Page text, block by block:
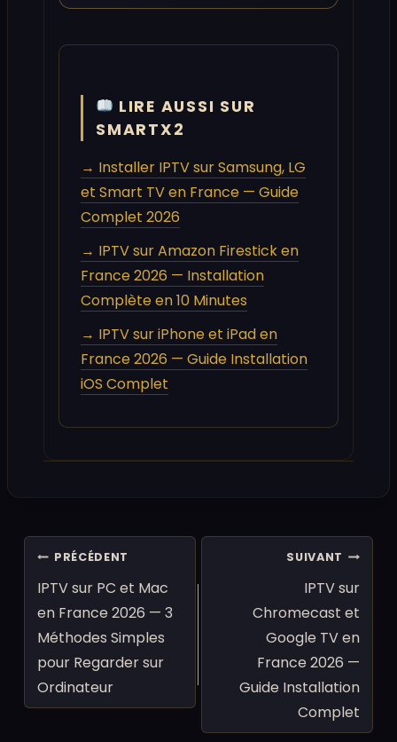
LIRE AUSSI SUR
SMARTX2
→ Installer IPTV sur Samsung, LG
et Smart TV en France — Guide
Complet 2026
→ IPTV sur Amazon Firestick en
France 2026 — Installation
Complète en 10 Minutes
→ IPTV sur iPhone et iPad en
France 2026 — Guide Installation
iOS Complet
Navigation
l’article
PRÉCÉDENT
IPTV sur PC et Mac
en France 2026 — 3
Méthodes Simples
pour Regarder sur
Ordinateur
SUIVANT
IPTV sur
Chromecast et
Google TV en
France 2026 —
Guide Installation
Complet